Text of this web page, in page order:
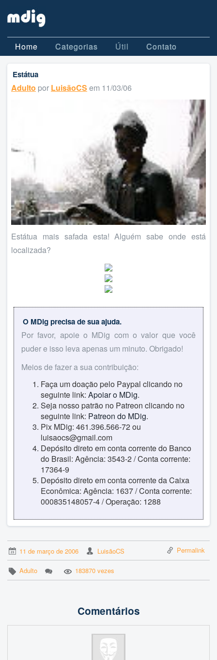
Home Categorias Útil Contato
Estátua
Adulto por LuisãoCS em 11/03/06
Estátua mais safada esta! Alguém sabe onde está
localizada?
O MDig precisa de sua ajuda.
Por favor, apoie o MDig com o valor que você
puder e isso leva apenas um minuto. Obrigado!
Meios de fazer a sua contribuição:
Faça um doação pelo Paypal clicando no
seguinte link: Apoiar o MDig.
Seja nosso patrão no Patreon clicando no
seguinte link: Patreon do MDig.
Pix MDig: 461.396.566-72 ou
luisaocs@gmail.com
Depósito direto em conta corrente do Banco
do Brasil: Agência: 3543-2 / Conta corrente:
17364-9
Depósito direto em conta corrente da Caixa
Econômica: Agência: 1637 / Conta corrente:
000835148057-4 / Operação: 1288
11 de março de 2006 LuisãoCS Permalink
Adulto 183870 vezes
Comentários